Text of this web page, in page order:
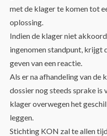
met de klager te komen tot
oplossing.
Indien de klager niet
ingenomen standpunt, krijgt
geven van een reactie.
Als er na afhandeling van de
dossier nog steeds sprake is
klager overwegen het
leggen.
Stichting KON zal te allen